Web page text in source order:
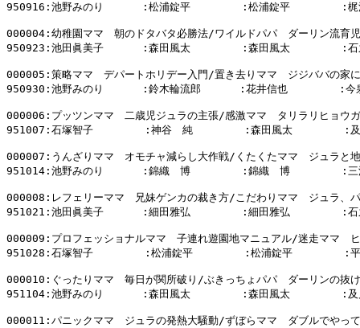
950916:池野みのり      :松浦錠平        :松浦錠平        :梶
000004:幼稚園ママ　朝のドタバタ必勝法/ワイルドパパ　ダーリン流育
950923:池田眞美子      :森田風太        :森田風太        :石
000005:策略ママ　デパートホリデー入門/置き去りママ　ジジババの家
950930:池野みのり      :鈴木輪流郎      :花井信也        :今
000006:プッツンママ　二歳児ジュラの主張/感激ママ　タリラリヒョウ
951007:石塚智子        :神谷　純        :森田風太        :及
000007:うんざりママ　オモチャ減らし大作戦/くたくたママ　ジュラと
951014:池野みのり      :錦織　博        :錦織　博        :三
000008:レフェリーママ　兄妹ゲンカの裁き方/こだわりママ　ジュラ、
951021:池田眞美子      :細田雅弘        :細田雅弘        :石
000009:プロフェッショナルママ　子連れ遊園地マニュアル/迷走ママ　
951028:石塚智子        :松浦錠平        :松浦錠平        :平
000010:ぐったりママ　毎日が関所破り/ぶきっちょパパ　ダーリンの抜
951104:池野みのり      :森田風太        :森田風太        :及
000011:パニックママ　ジュラの発熱大騒動/ずぼらママ　ダブルでやっ